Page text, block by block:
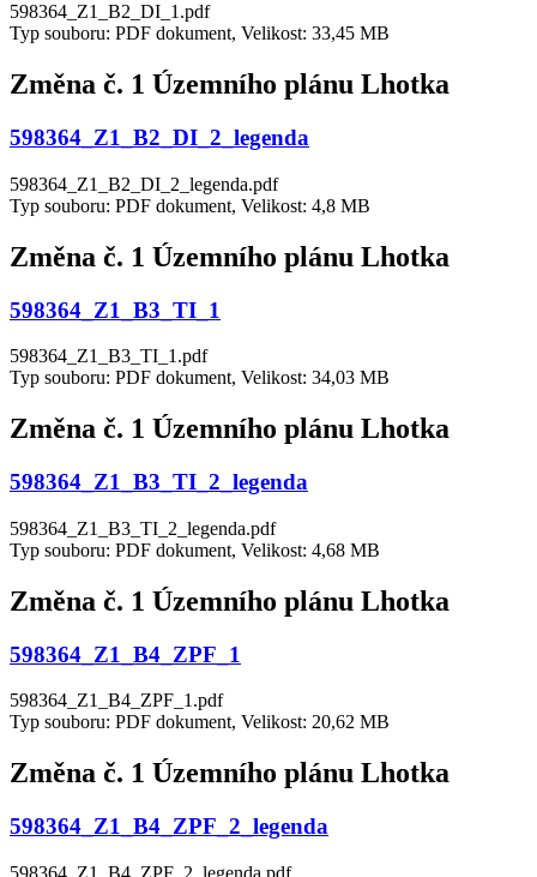
598364_Z1_B2_DI_1.pdf
Typ souboru: PDF dokument, Velikost: 33,45 MB
Změna č. 1 Územního plánu Lhotka
598364_Z1_B2_DI_2_legenda
598364_Z1_B2_DI_2_legenda.pdf
Typ souboru: PDF dokument, Velikost: 4,8 MB
Změna č. 1 Územního plánu Lhotka
598364_Z1_B3_TI_1
598364_Z1_B3_TI_1.pdf
Typ souboru: PDF dokument, Velikost: 34,03 MB
Změna č. 1 Územního plánu Lhotka
598364_Z1_B3_TI_2_legenda
598364_Z1_B3_TI_2_legenda.pdf
Typ souboru: PDF dokument, Velikost: 4,68 MB
Změna č. 1 Územního plánu Lhotka
598364_Z1_B4_ZPF_1
598364_Z1_B4_ZPF_1.pdf
Typ souboru: PDF dokument, Velikost: 20,62 MB
Změna č. 1 Územního plánu Lhotka
598364_Z1_B4_ZPF_2_legenda
598364_Z1_B4_ZPF_2_legenda.pdf